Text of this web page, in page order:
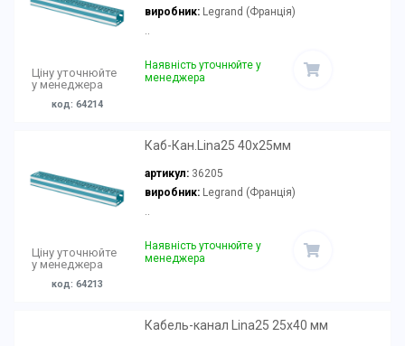
Ціну уточнюйте
у менеджера
код: 64214
виробник:Legrand (Франція)
..
Наявність уточнюйте у
менеджера
Ціну уточнюйте
у менеджера
код: 64213
Каб-Кан.Lina25 40х25мм
артикул: 36205
виробник:Legrand (Франція)
Наявність уточнюйте у
менеджера
Кабель-канал Lina25 25х40 мм